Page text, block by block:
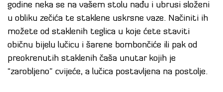
godine neka se na vašem stolu nađu i ubrusi složeni
u obliku zečića te staklene uskrsne vaze. Načiniti ih
možete od staklenih teglica u koje ćete staviti
običnu bijelu lučicu i šarene bombončiće ili pak od
preokrenutih staklenih čaša unutar kojih je
“zarobljeno” cvijeće, a lučica postavljena na postolje.